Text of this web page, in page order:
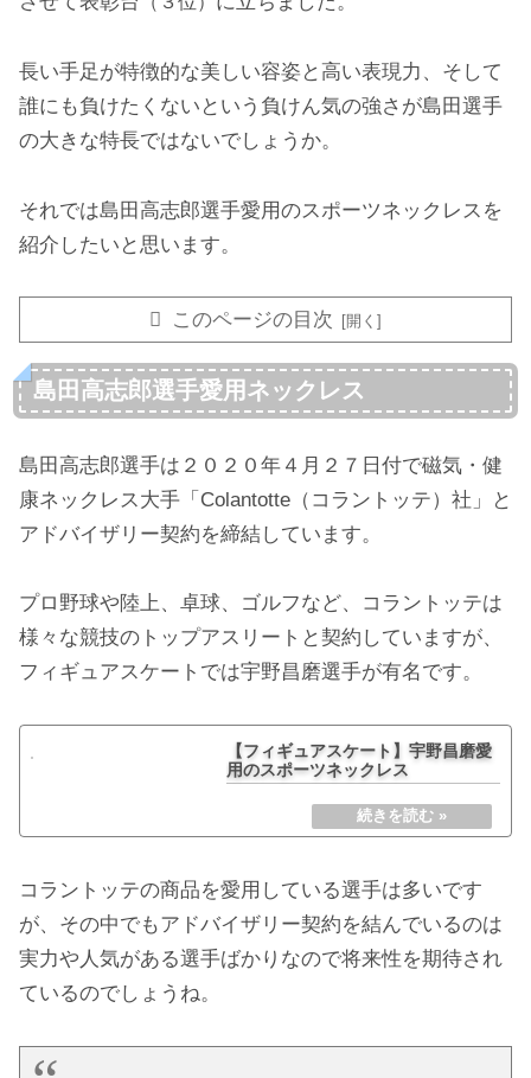
長い手足が特徴的な美しい容姿と高い表現力、そして
誰にも負けたくないという負けん気の強さが島田選手
の大きな特長ではないでしょうか。
それでは島田高志郎選手愛用のスポーツネックレスを
紹介したいと思います。
このページの目次
島田高志郎選手愛用ネックレス
島田高志郎選手は２０２０年４月２７日付で磁気・健
康ネックレス大手「Colantotte（コラントッテ）社」と
アドバイザリー契約を締結しています。
プロ野球や陸上、卓球、ゴルフなど、コラントッテは
様々な競技のトップアスリートと契約していますが、
フィギュアスケートでは宇野昌磨選手が有名です。
【フィギュアスケート】宇野昌磨愛
用のスポーツネックレス
コラントッテの商品を愛用している選手は多いです
が、その中でもアドバイザリー契約を結んでいるのは
実力や人気がある選手ばかりなので将来性を期待され
ているのでしょうね。